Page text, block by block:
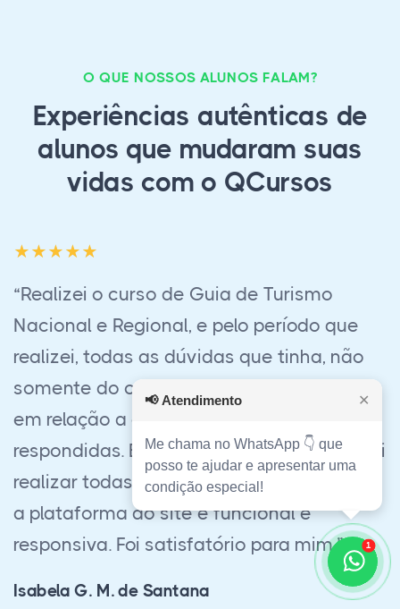
O QUE NOSSOS ALUNOS FALAM?
Experiências autênticas de
alunos que mudaram suas
vidas com o QCursos
“Acabei o curso de Corretor de Imóveis foi
muito bom, estava receoso quanto à fazer
o EAD, mas realmente funciona e ajudou
muito em minha preparação profissional,
sem contar no ótimo atendimento e
suporte sempre dado pela equipe, tirando
todas as dúvidas e auxiliando em todo o
processo. Só tenho a agradecer.”
Fernando Gama Rahal
Curso Técnico em Transações Imobiliárias
1
📢 Atendimento ✕
Me chama no WhatsApp 👇 que
posso te ajudar e apresentar uma
condição especial!